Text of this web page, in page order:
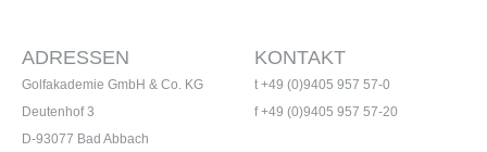
KONTAKT
t +49 (0)9405 957 57-0
f +49 (0)9405 957 57-20
ADRESSEN
Golfakademie GmbH & Co. KG
Deutenhof 3
D-93077 Bad Abbach